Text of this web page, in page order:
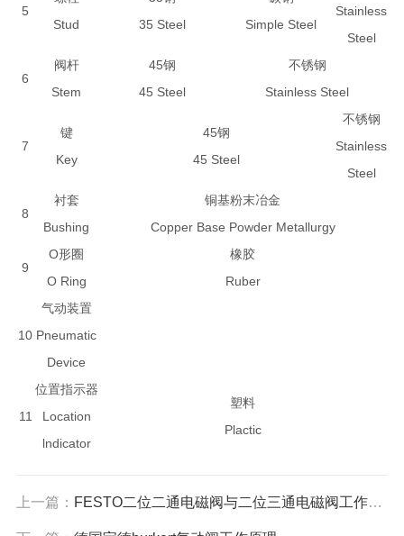
5
Stud
35 Steel
Simple Steel
Stainless
Steel
6
阀杆
Stem
45钢
45 Steel
不锈钢
Stainless Steel
7
键
Key
45钢
45 Steel
不锈钢
Stainless
Steel
8
衬套
Bushing
铜基粉末冶金
Copper Base Powder Metallurgy
9
O形圈
O Ring
橡胶
Ruber
10
气动装置
Pneumatic
Device
11
位置指示器
Location
lndicator
塑料
Plactic
上一篇： FESTO二位二通电磁阀与二位三通电磁阀工作原理